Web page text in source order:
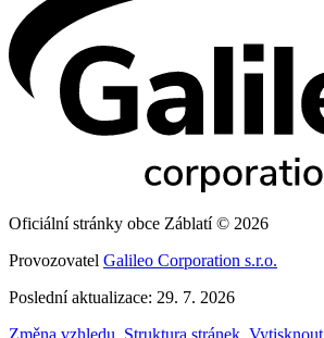
Oficiální stránky obce Záblatí © 2026
Provozovatel Galileo Corporation s.r.o.
Poslední aktualizace: 29. 7. 2026
Změna vzhledu Struktura stránek Vytisknout